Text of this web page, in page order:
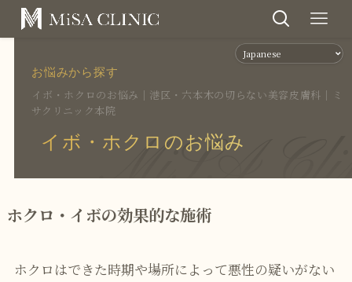
お悩みから探す
イボ・ホクロのお悩み｜港区・六本木の切らない美容皮膚科｜ミ
サクリニック本院
イボ・ホクロのお悩み
MiSA
ホクロ・イボの効果的な施術
ホクロはできた時期や場所によって悪性の疑いがない